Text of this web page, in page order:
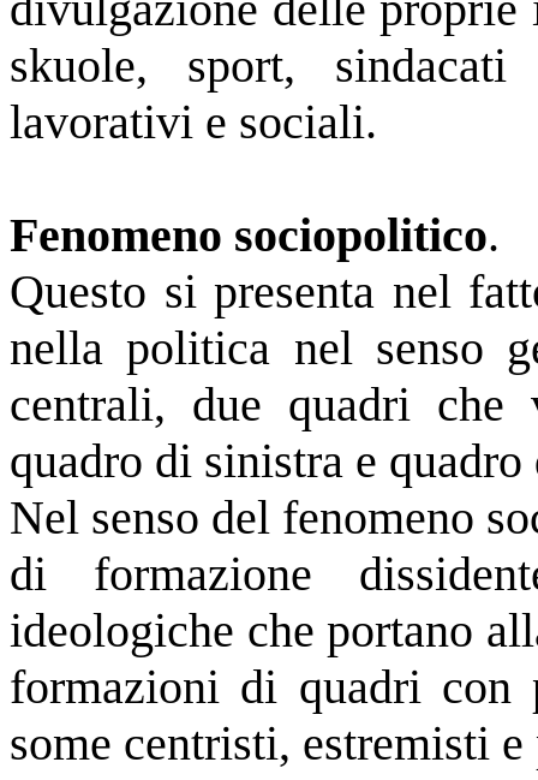
skuole, sport,
lavorativi e sociali.
Fenomeno sociopolitico.
Questo si presenta nel
nella politica nel senso
centrali, due quadri
quadro di sinistra e quadro
Nel senso del fenomeno
di formazione
ideologiche che portano
formazioni di quadri con
some centristi, estremisti